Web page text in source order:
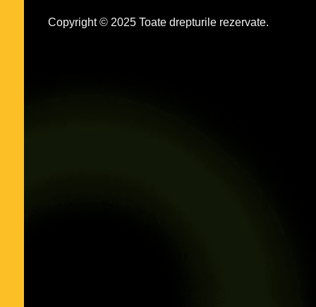
Copyright © 2025 Toate drepturile rezervate.